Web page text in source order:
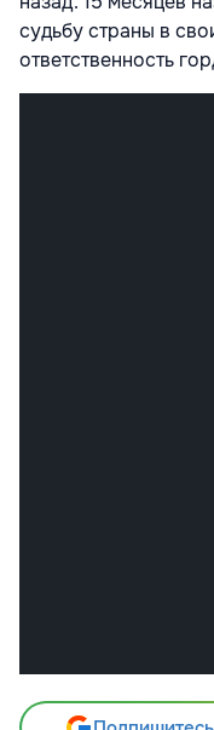
судьбу страны в
ответственность